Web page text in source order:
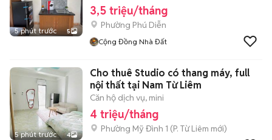
5 phút trước 5
3,5 triệu/tháng
Phường Phú Diễn
Cộng Đồng Nhà Đất
5 phút trước 4
Cho thuê Studio có thang máy, full
nội thất tại Nam Từ Liêm
Căn hộ dịch vụ, mini
4 triệu/tháng
Phường Mỹ Đình 1 (P. Từ Liêm mới)